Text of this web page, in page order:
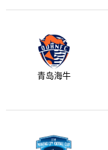
青岛海牛